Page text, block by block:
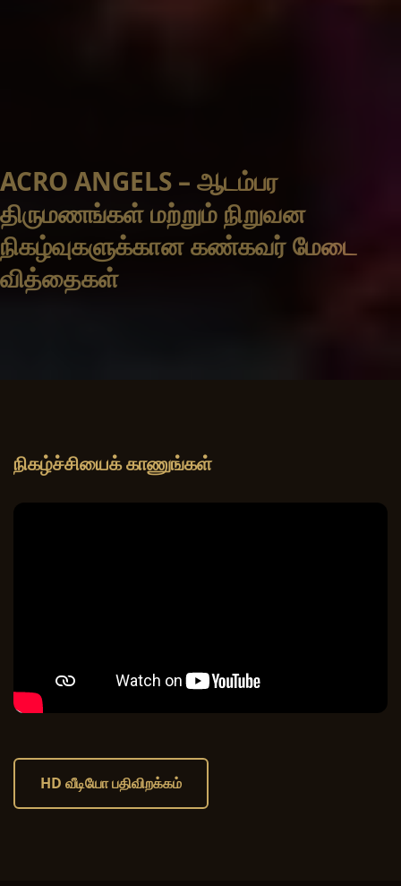
ACRO ANGELS – ஆடம்பர
திருமணங்கள் மற்றும் நிறுவன
நிகழ்வுகளுக்கான கண்கவர் மேடை
வித்தைகள்
நிகழ்ச்சியைக் காணுங்கள்
HD வீடியோ பதிவிறக்கம்